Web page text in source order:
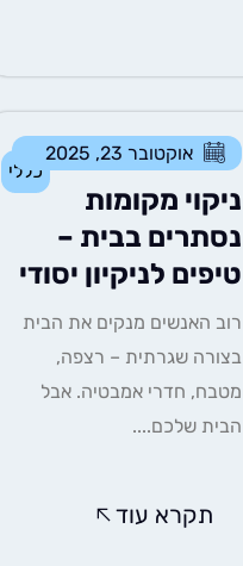
כללי
אוקטובר 23, 2025
ניקוי מקומות
נסתרים בבית –
טיפים לניקיון יסודי
רוב האנשים מנקים את הבית
בצורה שגרתית – רצפה,
מטבח, חדרי אמבטיה. אבל
הבית שלכם....
תקרא עוד